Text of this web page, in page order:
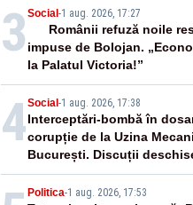
3 Social -1 aug. 2026, 17:27
Românii refuză noile
impuse de Bolojan.
la Palatul Victoria!”
4Social -1 aug. 2026, 17:38
Interceptări-bombă în
corupție de la Uzina
București. Discuții
șpăgi, întâlniri și influență
Politica-1 aug. 2026, 17:53